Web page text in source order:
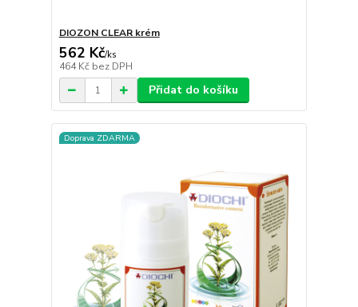
DIOZON CLEAR krém
562 Kč/ks
464 Kč bez DPH
Přidat do košíku
Doprava ZDARMA